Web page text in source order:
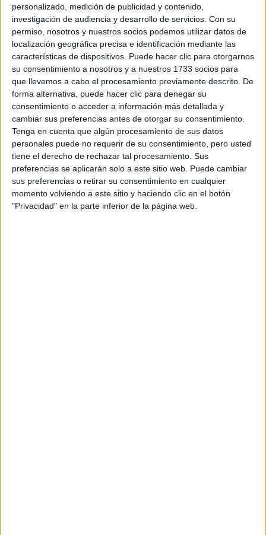
personalizado, medición de publicidad y contenido,
investigación de audiencia y desarrollo de servicios. Con su
permiso, nosotros y nuestros socios podemos utilizar datos de
localización geográfica precisa e identificación mediante las
características de dispositivos. Puede hacer clic para otorgarnos
su consentimiento a nosotros y a nuestros 1733 socios para
que llevemos a cabo el procesamiento previamente descrito. De
forma alternativa, puede hacer clic para denegar su
consentimiento o acceder a información más detallada y
cambiar sus preferencias antes de otorgar su consentimiento.
Tenga en cuenta que algún procesamiento de sus datos
personales puede no requerir de su consentimiento, pero usted
tiene el derecho de rechazar tal procesamiento. Sus
preferencias se aplicarán solo a este sitio web. Puede cambiar
sus preferencias o retirar su consentimiento en cualquier
momento volviendo a este sitio y haciendo clic en el botón
"Privacidad" en la parte inferior de la página web.